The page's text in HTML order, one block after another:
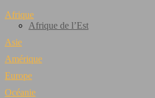
Afrique
Afrique de l’Est
Asie
Amérique
Europe
Océanie